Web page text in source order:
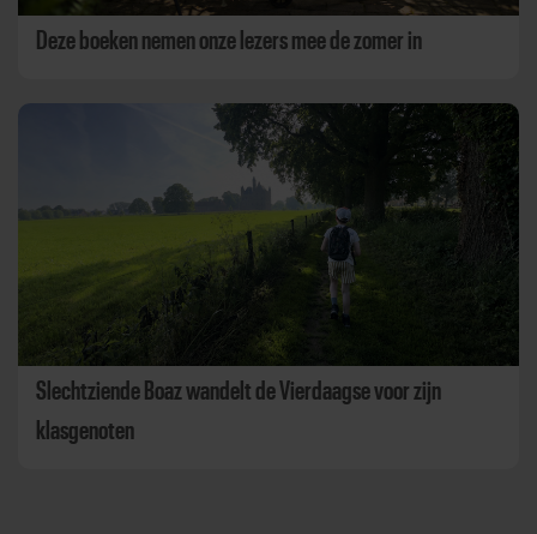
Deze boeken nemen onze lezers mee de zomer in
Slechtziende Boaz wandelt de Vierdaagse voor zijn
klasgenoten